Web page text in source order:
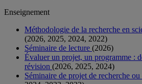
Enseignement
Méthodologie de la recherche en
(2026, 2025, 2024, 2022)
Séminaire de lecture (2026)
Évaluer un projet, un programme :
révision (2026, 2025, 2024)
Séminaire de projet de recherche ou